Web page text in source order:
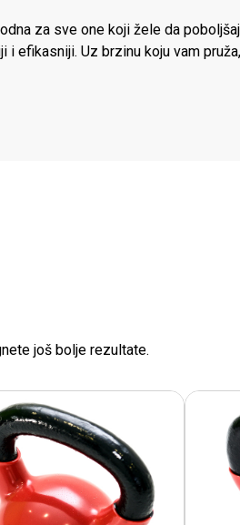
za sve one koji žele da
efikasniji. Uz brzinu koju vam
još bolje rezultate.